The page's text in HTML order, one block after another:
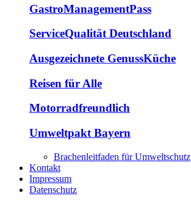
GastroManagementPass
ServiceQualität Deutschland
Ausgezeichnete GenussKüche
Reisen für Alle
Motorradfreundlich
Umweltpakt Bayern
Brachenleitfaden für Umweltschutz
Kontakt
Impressum
Datenschutz